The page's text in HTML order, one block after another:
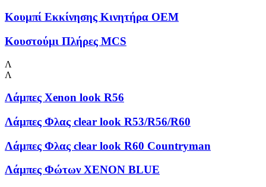
Κουμπί Εκκίνησης Κινητήρα OEM
Κουστούμι Πλήρες MCS
Λ
Λ
Λάμπες Xenon look R56
Λάμπες Φλας clear look R53/R56/R60
Λάμπες Φλας clear look R60 Countryman
Λάμπες Φώτων XENON BLUE